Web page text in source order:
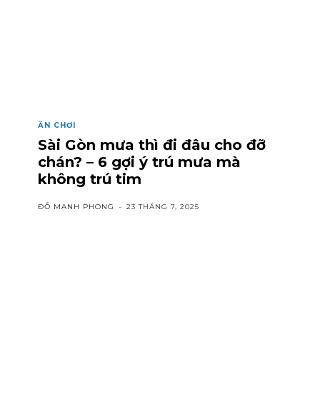
ĂN CHƠI
Sài Gòn mưa thì đi đâu cho đỡ
chán? – 6 gợi ý trú mưa mà
không trú tim
ĐỖ MẠNH PHONG - 23 THÁNG 7, 2025